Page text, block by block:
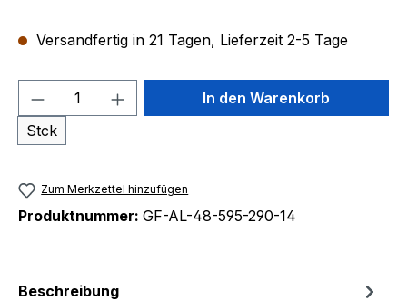
Versandfertig in 21 Tagen, Lieferzeit 2-5 Tage
Produkt Anzahl: Gib den
Stck
In den Warenkorb
Zum Merkzettel hinzufügen
Produktnummer: GF-AL-48-595-290-14
Beschreibung